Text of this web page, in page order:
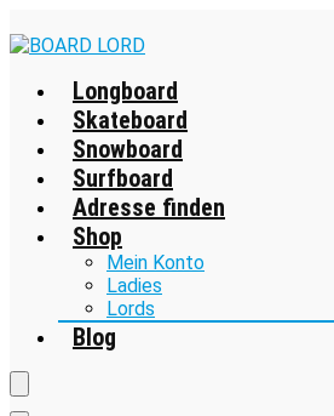
Longboard
Skateboard
Snowboard
Surfboard
Adresse finden
Shop
Mein Konto
Ladies
Lords
Blog